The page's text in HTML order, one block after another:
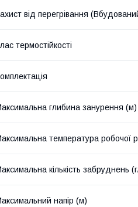
від перегрівання
термостійкості
глибина занурення (м)
температура робочої
кількість забруднень
напір (м)